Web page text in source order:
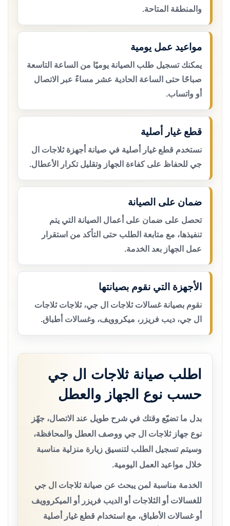
والمنطقة المتاحة.
مواعيد عمل يومية
يمكنك تسجيل طلب الصيانة يوميًا من الساعة التاسعة
صباحًا حتى الساعة الحادية عشر مساءً عبر الاتصال
أو واتساب.
قطع غيار أصلية
نستخدم قطع غيار أصلية في صيانة أجهزة ثلاجات ال
جي للحفاظ على كفاءة الجهاز وتقليل تكرار الأعطال.
ضمان على الصيانة
تحصل على ضمان على أعمال الصيانة التي يتم
تنفيذها، مع متابعة الطلب حتى التأكد من استقرار
عمل الجهاز بعد الخدمة.
الأجهزة التي نقوم بصيانتها
نقوم بصيانة غسالات ثلاجات ال جي، ثلاجات ثلاجات
ال جي، ديب فريزر، ميكروويف، وغسالات أطباق.
اطلب صيانة ثلاجات ال جي
حسب نوع الجهاز والعطل
بدل ما تضيّع وقتك في شرح طويل عند الاتصال، جهّز
نوع جهاز ثلاجات ال جي ووصف العطل والمحافظة،
وسيتم تسجيل الطلب لتنسيق زيارة منزلية مناسبة
خلال مواعيد العمل اليومية.
الخدمة مناسبة لمن يبحث عن صيانة ثلاجات ال جي
للغسالات أو الثلاجات أو الديب فريزر أو الميكروويف
أو غسالات الأطباق، مع استخدام قطع غيار أصلية